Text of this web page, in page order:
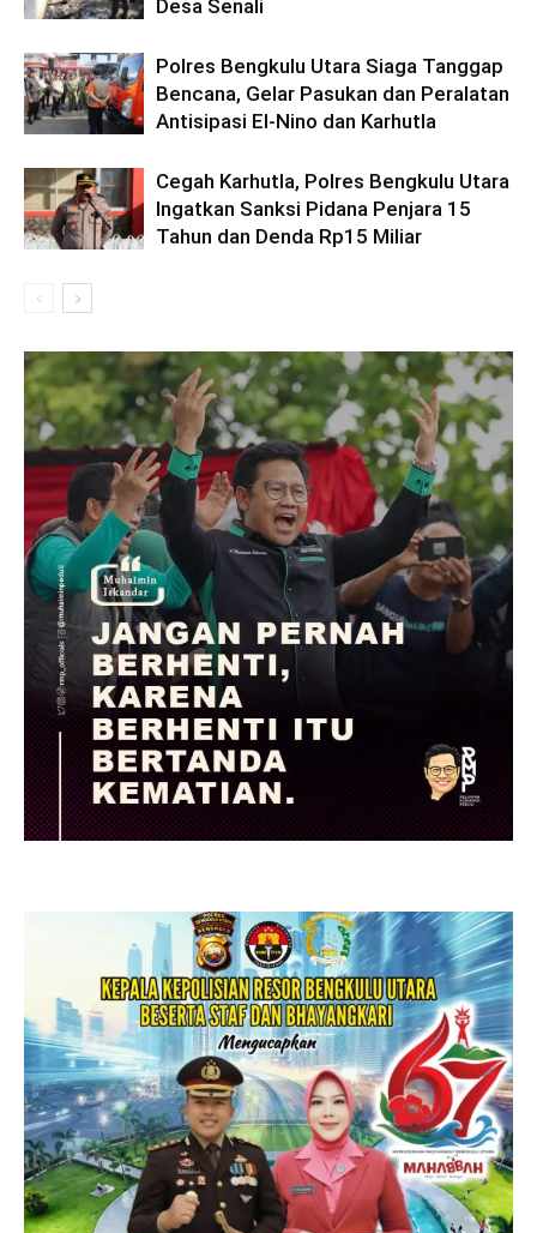
Desa Senali
Polres Bengkulu Utara Siaga Tanggap
Bencana, Gelar Pasukan dan Peralatan
Antisipasi El-Nino dan Karhutla
Cegah Karhutla, Polres Bengkulu Utara
Ingatkan Sanksi Pidana Penjara 15
Tahun dan Denda Rp15 Miliar